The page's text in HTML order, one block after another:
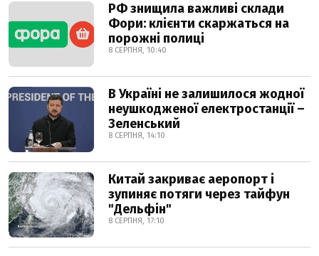
РФ знищила важливі склади
Фори: клієнти скаржаться на
порожні полиці
8 СЕРПНЯ, 10:40
В Україні не залишилося жодної
неушкодженої електростанції –
Зеленський
8 СЕРПНЯ, 14:10
Китай закриває аеропорт і
зупиняє потяги через тайфун
"Дельфін"
8 СЕРПНЯ, 17:10